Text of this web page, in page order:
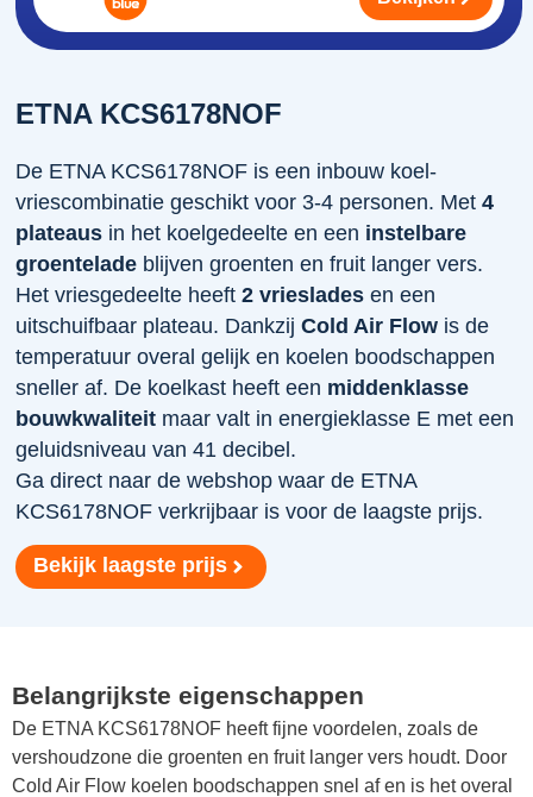
ETNA KCS6178NOF
De ETNA KCS6178NOF is een inbouw koel-
vriescombinatie geschikt voor 3-4 personen. Met4
plateaus in het koelgedeelte en een instelbare
groentelade blijven groenten en fruit langer vers.
Het vriesgedeelte heeft2 vrieslades en een
uitschuifbaar plateau. DankzijCold Air Flow is de
temperatuur overal gelijk en koelen boodschappen
sneller af. De koelkast heeft een middenklasse
bouwkwaliteit maar valt in energieklasse E met een
geluidsniveau van 41 decibel.
Ga direct naar de webshop waar de ETNA
KCS6178NOF verkrijbaar is voor de laagste prijs.
Bekijk laagste prijs
Belangrijkste eigenschappen
De ETNA KCS6178NOF heeft fijne voordelen, zoals de
vershoudzone die groenten en fruit langer vers houdt. Door
Cold Air Flow koelen boodschappen snel af en is het overal